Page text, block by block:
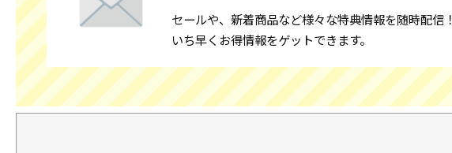
セールや、新着商品など様々な特典情報を随時配信！
いち早くお得情報をゲットできます。